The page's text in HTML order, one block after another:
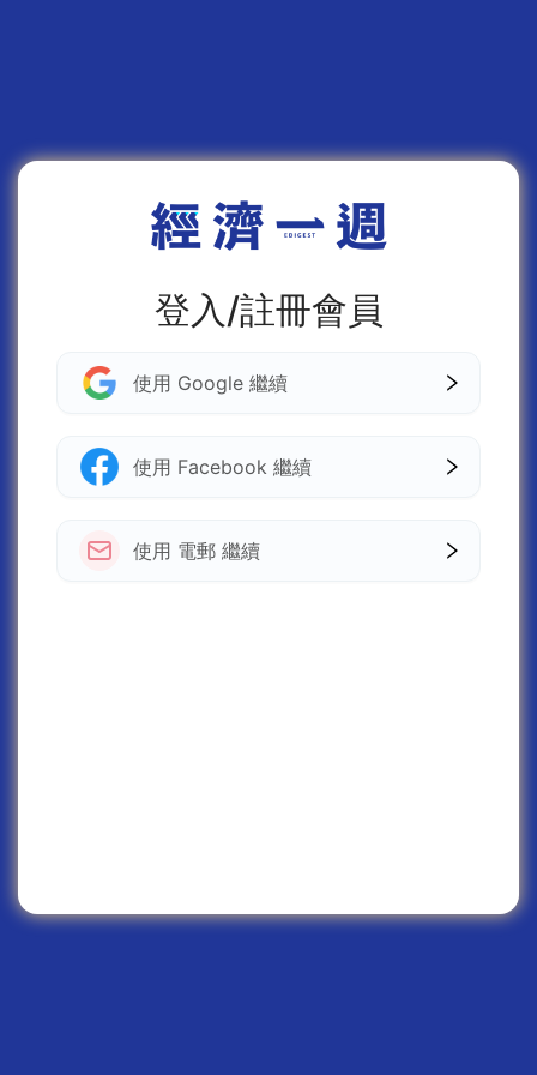
登入/註冊會員
使用 Google 繼續
使用 Facebook 繼續
使用 電郵 繼續